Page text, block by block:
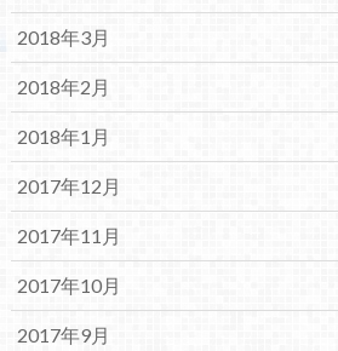
2018年3月
2018年2月
2018年1月
2017年12月
2017年11月
2017年10月
2017年9月